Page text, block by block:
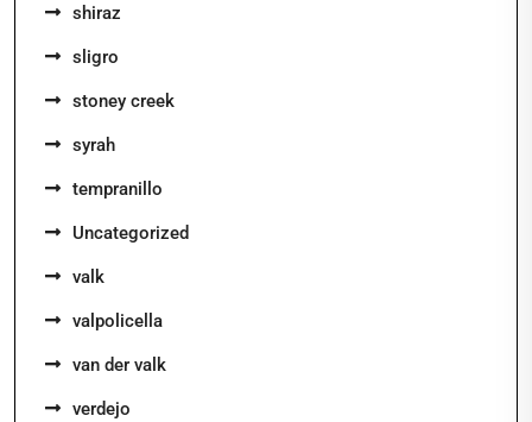
shiraz
sligro
stoney creek
syrah
tempranillo
Uncategorized
valk
valpolicella
van der valk
verdejo